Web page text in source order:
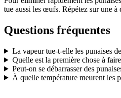
tue aussi les œufs. Répétez sur une à
Questions fréquentes
La vapeur tue-t-elle les punaises
Quelle est la première chose à
Peut-on se débarrasser des
À quelle température meurent les